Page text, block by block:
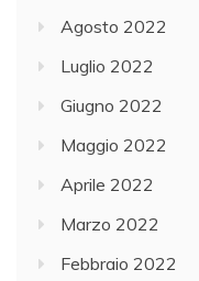
Agosto 2022
Luglio 2022
Giugno 2022
Maggio 2022
Aprile 2022
Marzo 2022
Febbraio 2022